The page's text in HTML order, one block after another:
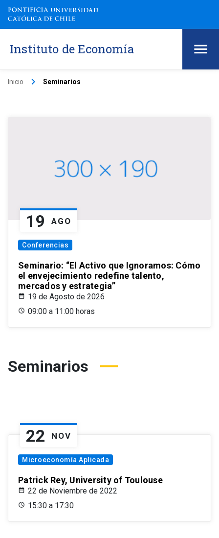
Instituto de Economía
Inicio keyboard_arrow_right Seminarios
19 AGO
Conferencias
Seminario: “El Activo que Ignoramos: Cómo
el envejecimiento redefine talento,
mercados y estrategia”
19 de Agosto de 2026
09:00 a 11:00 horas
Seminarios
22 NOV
Microeconomía Aplicada
Patrick Rey, University of Toulouse
22 de Noviembre de 2022
15:30 a 17:30